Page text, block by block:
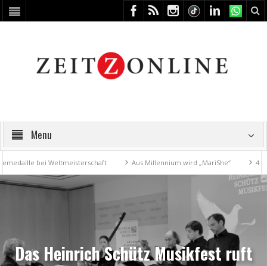
Menu
bei Weltmeisterschaft Aus Millennium wird „MariShe“ 4.
Das Heinrich Schütz Musikfest ruft